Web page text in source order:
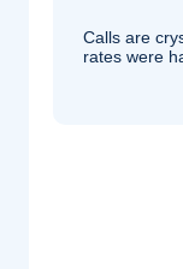
Calls are
rates were